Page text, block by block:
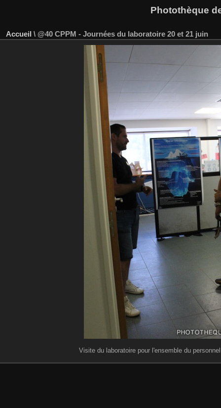
Photothèque
Accueil \ @40 CPPM - Journées du laboratoire 20 et 21 juin
Visite du laboratoire pour l'ensemble du